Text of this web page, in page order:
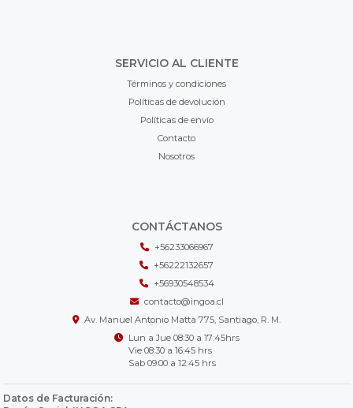
SERVICIO AL CLIENTE
Términos y condiciones
Políticas de devolución
Políticas de envío
Contacto
Nosotros
CONTÁCTANOS
+56233066967
+56222132657
+56930548534
contacto@ingoa.cl
Av. Manuel Antonio Matta 775, Santiago, R. M.
Lun a Jue 08:30 a 17:45hrs
Vie 08:30 a 16:45 hrs
Sab 09:00 a 12:45 hrs
Datos de Facturación: